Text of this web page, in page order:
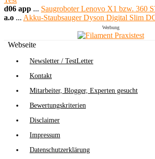
d06 app ... Saugroboter Lenovo X1 bzw. 360
a.o ... Akku-Staubsauger Dyson Digital Slim
Werbung
Webseite
Newsletter / TestLetter
Kontakt
Mitarbeiter, Blogger, Experten gesucht
Bewertungskriterien
Disclaimer
Impressum
Datenschutzerklärung